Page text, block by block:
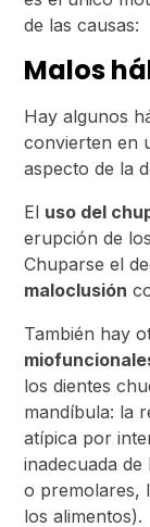
de las causas:
Malos
Hay algunos
convierten en
aspecto de la
El uso del
erupción de
Chuparse el
maloclusión
También hay
los dientes
mandíbula: la
atípica por
inadecuada
o premolares,
los alimentos).